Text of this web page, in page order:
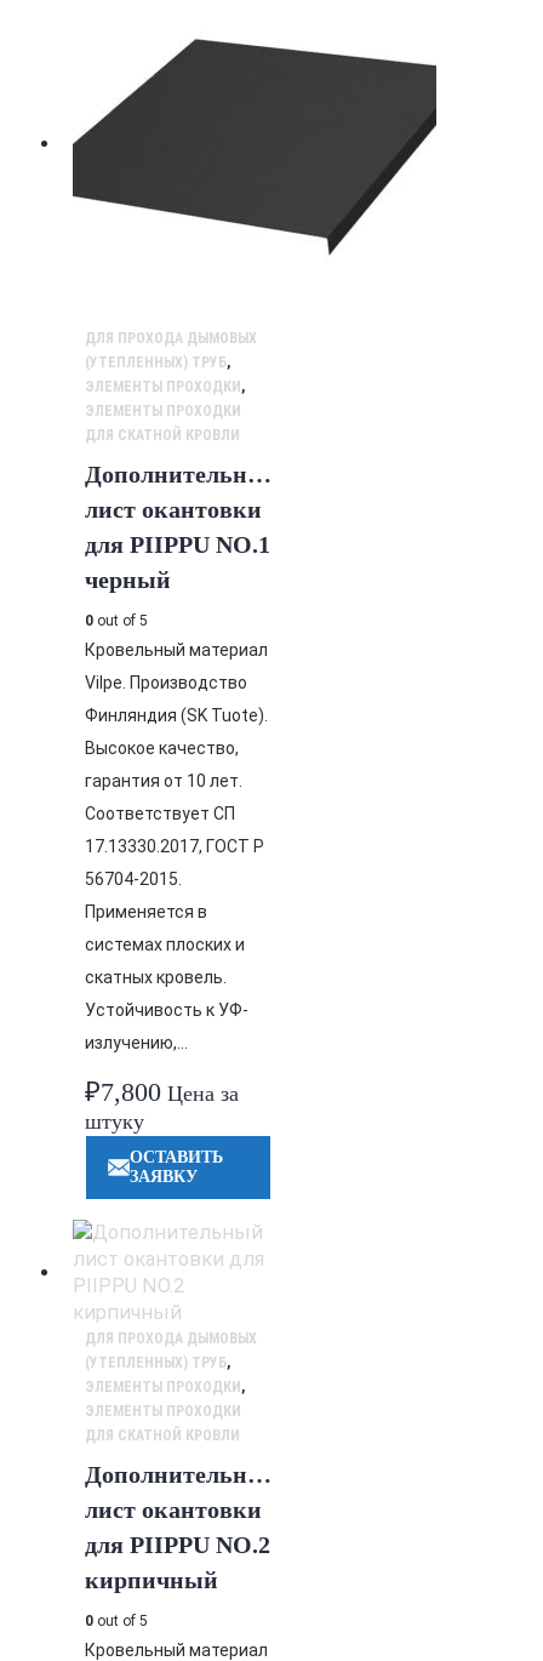
ДЛЯ ПРОХОДА ДЫМОВЫХ
(УТЕПЛЕННЫХ) ТРУБ,
ЭЛЕМЕНТЫ ПРОХОДКИ ,
ЭЛЕМЕНТЫ ПРОХОДКИ
ДЛЯ СКАТНОЙ КРОВЛИ
Дополнительный
лист окантовки
для PIIPPU NO.1
черный
0 out of 5
Кровельный материал
Vilpe. Производство
Финляндия (SK Tuote).
Высокое качество,
гарантия от 10 лет.
Соответствует СП
17.13330.2017, ГОСТ Р
56704-2015.
Применяется в
системах плоских и
скатных кровель.
Устойчивость к УФ-
излучению,…
₽7,800 Цена за
штуку
ОСТАВИТЬ
ЗАЯВКУ
ДЛЯ ПРОХОДА ДЫМОВЫХ
(УТЕПЛЕННЫХ) ТРУБ,
ЭЛЕМЕНТЫ ПРОХОДКИ ,
ЭЛЕМЕНТЫ ПРОХОДКИ
ДЛЯ СКАТНОЙ КРОВЛИ
Дополнительный
лист окантовки
для PIIPPU NO.2
кирпичный
0 out of 5
Кровельный материал